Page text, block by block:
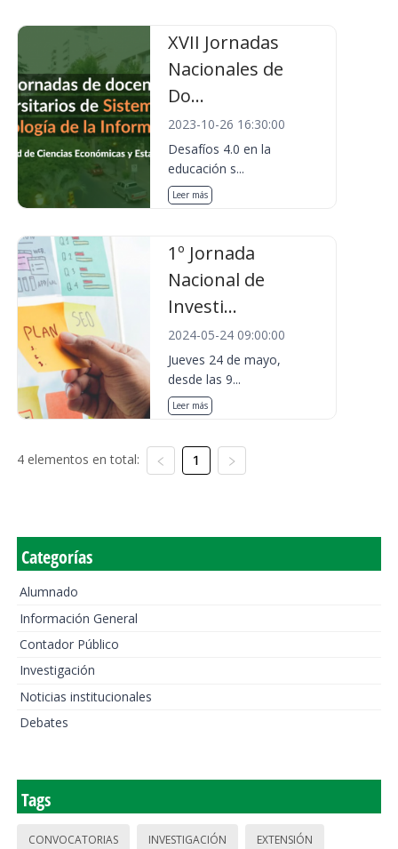
XVII Jornadas
Nacionales de
Do...
2023-10-26 16:30:00
Desafíos 4.0 en la
educación s...
Leer más
1º Jornada
Nacional de
Investi...
2024-05-24 09:00:00
Jueves 24 de mayo,
desde las 9...
Leer más
4 elementos en total: 1
Categorías
Alumnado
Información General
Contador Público
Investigación
Noticias institucionales
Debates
Tags
CONVOCATORIAS INVESTIGACIÓN EXTENSIÓN